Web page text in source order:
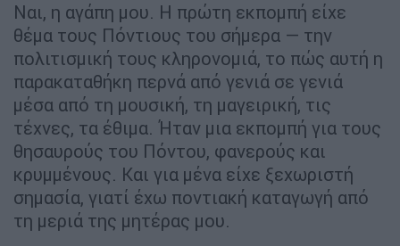
Ναι, η αγάπη μου. Η πρώτη εκπομπή είχε
θέμα τους Πόντιους του σήμερα — την
πολιτισμική τους κληρονομιά, το πώς αυτή η
παρακαταθήκη περνά από γενιά σε γενιά
μέσα από τη μουσική, τη μαγειρική, τις
τέχνες, τα έθιμα. Ήταν μια εκπομπή για τους
θησαυρούς του Πόντου, φανερούς και
κρυμμένους. Και για μένα είχε ξεχωριστή
σημασία, γιατί έχω ποντιακή καταγωγή από
τη μεριά της μητέρας μου.